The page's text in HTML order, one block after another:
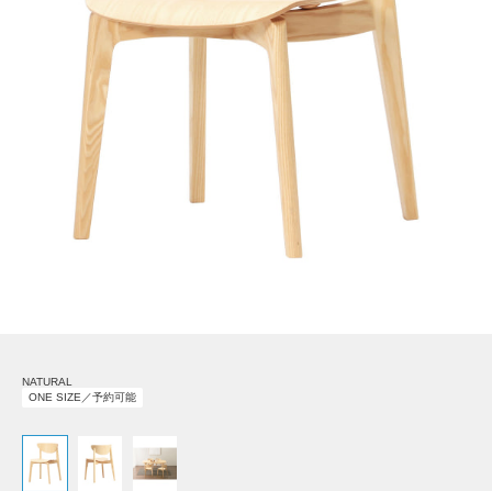
NATURAL
ONE SIZE／予約可能